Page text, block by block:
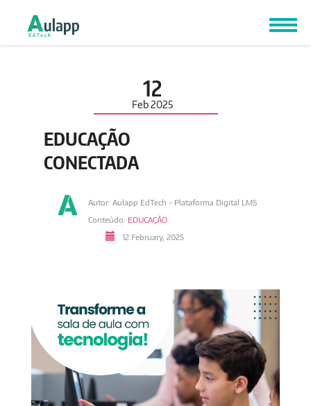
12
Feb2025
EDUCAÇÃO
CONECTADA
Autor: Aulapp EdTech - Plataforma Digital LMS
Conteúdo: EDUCAÇÃO
12 February, 2025